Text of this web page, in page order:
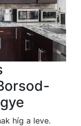
híg a leve.